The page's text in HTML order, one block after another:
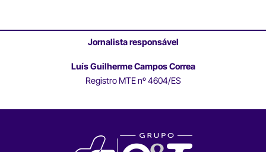
Jornalista responsável
Luís Guilherme Campos Correa
Registro MTE nº 4604/ES